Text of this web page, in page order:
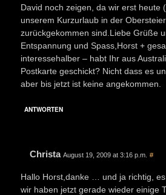
David noch zeigen, da wir erst heute
unserem Kurzurlaub in der
zurückgekommen sind.Liebe Grüße
Entspannung und Spass,Horst +
interessehalber – habt Ihr aus
Postkarte geschickt? Nicht dass es
aber bis jetzt ist keine angekommen.
ANTWORTEN
Christa August 19, 2009 at 3:16 p.m. #
Hallo Horst,danke … und ja richtig,
wir haben jetzt gerade wieder einige